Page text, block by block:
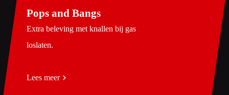
Pops and Bangs
Extra beleving met knallen bij gas
loslaten.
Lees meer